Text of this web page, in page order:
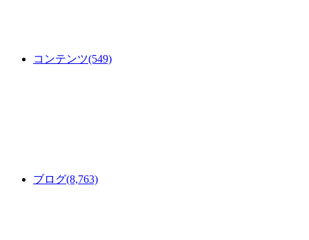
コンテンツ(549)
ブログ(8,763)